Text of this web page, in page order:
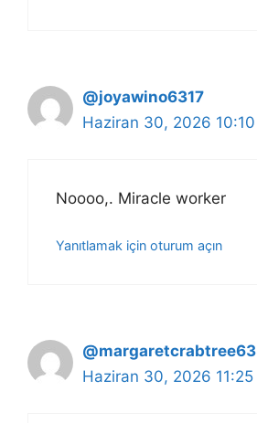
@joyawino6317
Haziran 30, 2026
Noooo,. Miracle worker
Yanıtlamak için oturum açın
Haziran 30, 2026 11:25